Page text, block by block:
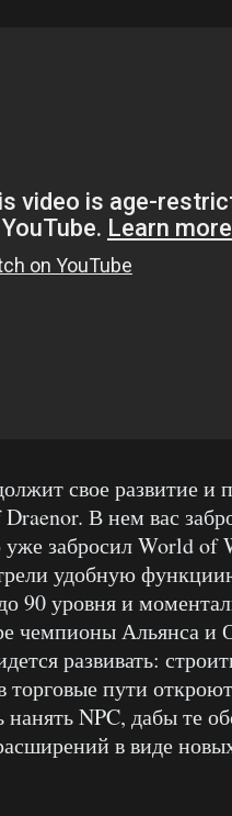
свое развитие и
В нем вас
уже забросил World of
удобную
90 уровня и
чемпионы Альянса и
развивать:
пути
нанять NPC, дабы те
в виде